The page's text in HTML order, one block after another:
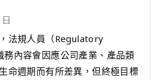
法規人員（Regulatory
內容會因應公司產業、產品類
命週期而有所差異，但終極目標